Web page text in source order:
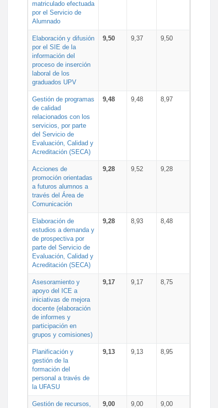
matriculado efectuada
por el Servicio de
Alumnado
Elaboración y difusión
por el SIE de la
información del
proceso de inserción
laboral de los
graduados UPV
9,50 9,37 9,50
Gestión de programas
de calidad
relacionados con los
servicios, por parte
del Servicio de
Evaluación, Calidad y
Acreditación (SECA)
9,48 9,48 8,97
Acciones de
promoción orientadas
a futuros alumnos a
través del Área de
Comunicación
9,28 9,52 9,28
Elaboración de
estudios a demanda y
de prospectiva por
parte del Servicio de
Evaluación, Calidad y
Acreditación (SECA)
9,28 8,93 8,48
Asesoramiento y
apoyo del ICE a
iniciativas de mejora
docente (elaboración
de informes y
participación en
grupos y comisiones)
9,17 9,17 8,75
Planificación y
gestión de la
formación del
personal a través de
la UFASU
9,13 9,13 8,95
Gestión de recursos,
9,00 9,00 9,00